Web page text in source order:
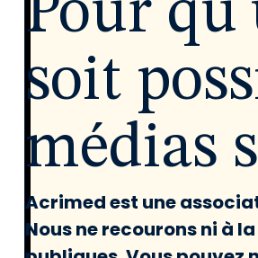
Pour
soit
médias
Acrimed est une
Nous ne recourons ni à